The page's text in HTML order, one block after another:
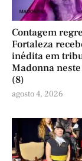
Contagem
Fortaleza
inédita em
Madonna
(8)
agosto 4, 2026